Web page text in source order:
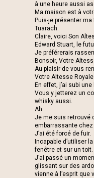
à une heure aussi
Ma maison est à
Puis-je présenter
Tuarach.
Claire, voici Son
Edward Stuart, le
Je préférerais
Bonsoir, Votre
Au plaisir de vous
Votre Altesse
En effet, j’ai subi
Vous y jetterez un
whisky aussi.
Ah.
Je me suis retrouvé
embarrassante chez
J’ai été forcé de fuir.
Incapable d’utiliser
fenêtre et sur un toit.
J’ai passé un
glissant sur des
vienne à l’esprit que